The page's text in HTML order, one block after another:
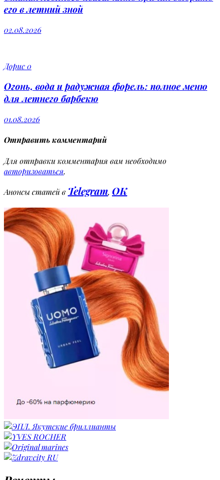
его в летний зной
02.08.2026
Дорис0
Огонь, вода и радужная форель: полное меню
для летнего барбекю
01.08.2026
Отправить комментарий
Для отправки комментария вам необходимо
авторизоваться.
Анонсы статей в Telegram, OK